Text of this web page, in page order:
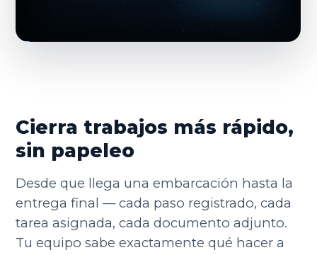
Cierra trabajos más rápido,
sin papeleo
Desde que llega una embarcación hasta la
entrega final — cada paso registrado, cada
tarea asignada, cada documento adjunto.
Tu equipo sabe exactamente qué hacer a